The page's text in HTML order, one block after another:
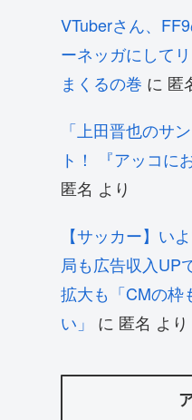
VTuberさん、
ーネッガにして
まくるの巻 に 匿
「上田晋也のサ
ト！ 『アッコに
匿名 より
【サッカー】い
局も広告収入UP
拡大も「CMの枠
い」
に 匿名 より